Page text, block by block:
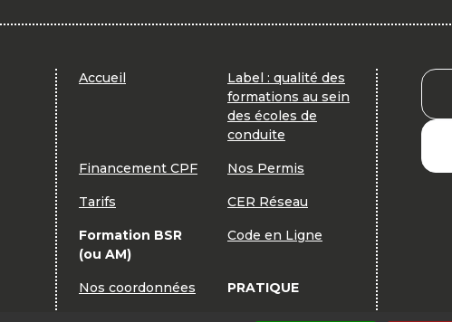
Accueil
Label : qualité des
formations au sein
des écoles de
conduite
Financement CPF Nos Permis
Tarifs CER Réseau
Formation BSR
(ou AM)
Code en Ligne
Nos coordonnées PRATIQUE